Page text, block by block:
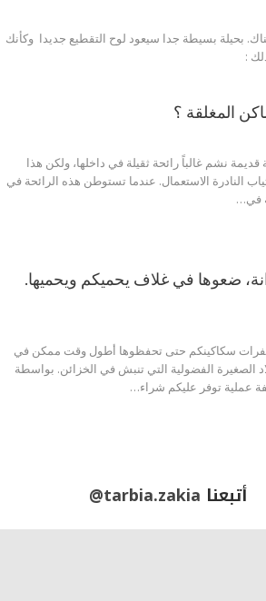
بحيلة بسيطة جدا سيعود لوح التقطيع جديدا وكأنك
:
المغلقة ؟
نشم غالباً رائحة ثقيلة في داخلها، ولكن هذا
النادرة الاستعمال. عندما تستوطن هذه الرائحة في
في…
ضعوها في غلاف يحميكم ويحميها.
سكاكينكم حتى تحفظوها أطول وقت ممكن في
الصغيرة الفضولية التي تنبش في الخزائن. بواسطة
عملية توفر عليكم شراء…
أتبعنا @tarbia.zakia